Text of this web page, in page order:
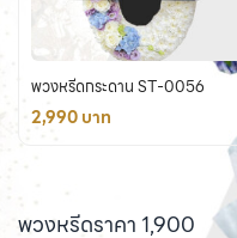
พวงหรีดกระดาน ST-0056
2,990 บาท
พวงหรีดราคา 1,900